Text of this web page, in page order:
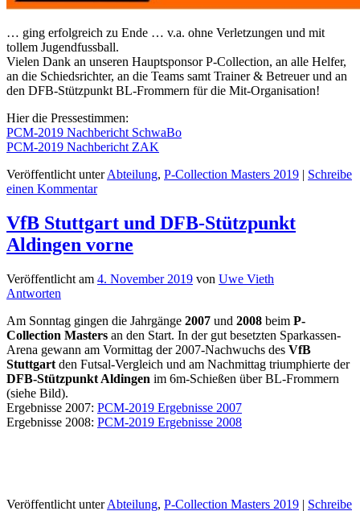
… ging erfolgreich zu Ende … v.a. ohne Verletzungen und mit
tollem Jugendfussball.
Vielen Dank an unseren Hauptsponsor P-Collection, an alle Helfer,
an die Schiedsrichter, an die Teams samt Trainer & Betreuer und an
den DFB-Stützpunkt BL-Frommern für die Mit-Organisation!
Hier die Pressestimmen:
PCM-2019 Nachbericht SchwaBo
PCM-2019 Nachbericht ZAK
Veröffentlicht unter Abteilung, P-Collection Masters 2019 | Schreibe
einen Kommentar
VfB Stuttgart und DFB-Stützpunkt
Aldingen vorne
Veröffentlicht am 4. November 2019 von Uwe Vieth
Antworten
Am Sonntag gingen die Jahrgänge 2007 und 2008 beim P-
Collection Masters an den Start. In der gut besetzten Sparkassen-
Arena gewann am Vormittag der 2007-Nachwuchs des VfB
Stuttgart den Futsal-Vergleich und am Nachmittag triumphierte der
DFB-Stützpunkt Aldingen im 6m-Schießen über BL-Frommern
(siehe Bild).
Ergebnisse 2007: PCM-2019 Ergebnisse 2007
Ergebnisse 2008: PCM-2019 Ergebnisse 2008
Veröffentlicht unter Abteilung, P-Collection Masters 2019 | Schreibe